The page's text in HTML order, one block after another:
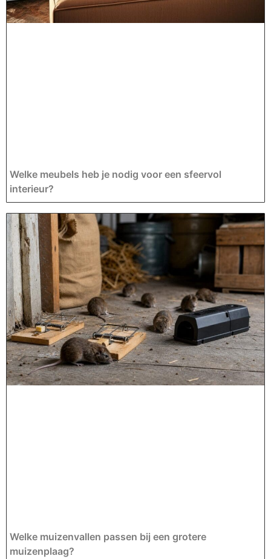
Welke meubels heb je nodig voor een sfeervol
interieur?
Welke muizenvallen passen bij een grotere
muizenplaag?